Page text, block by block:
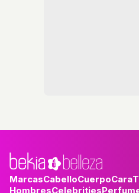
MarcasCabelloCuerpoCara
HombresCelebrities